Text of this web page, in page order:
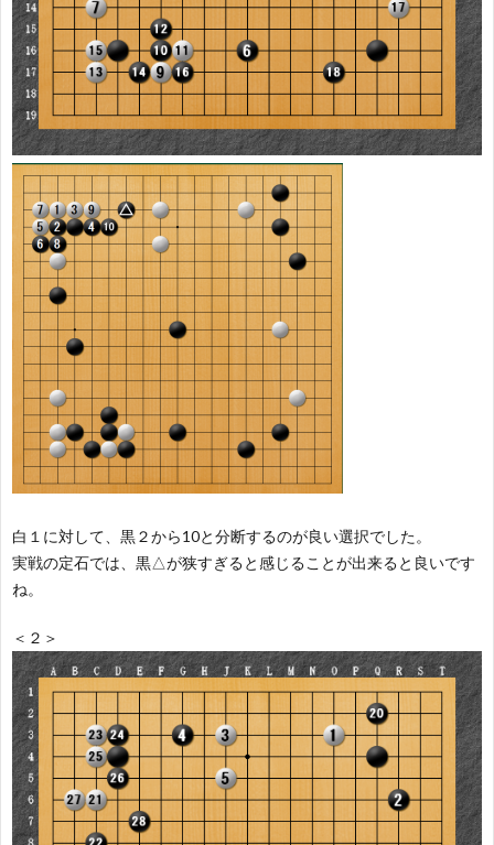
白１に対して、黒２から10と分断するのが良い選択でした。
実戦の定石では、黒△が狭すぎると感じることが出来ると良いです
ね。
＜２＞